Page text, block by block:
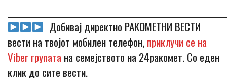
Добивај директно РАКОМЕТНИ ВЕСТИ
вести на твојот мобилен телефон,приклучи се на
Viber групата на семејството на 24ракомет. Со еден
клик до сите вести.